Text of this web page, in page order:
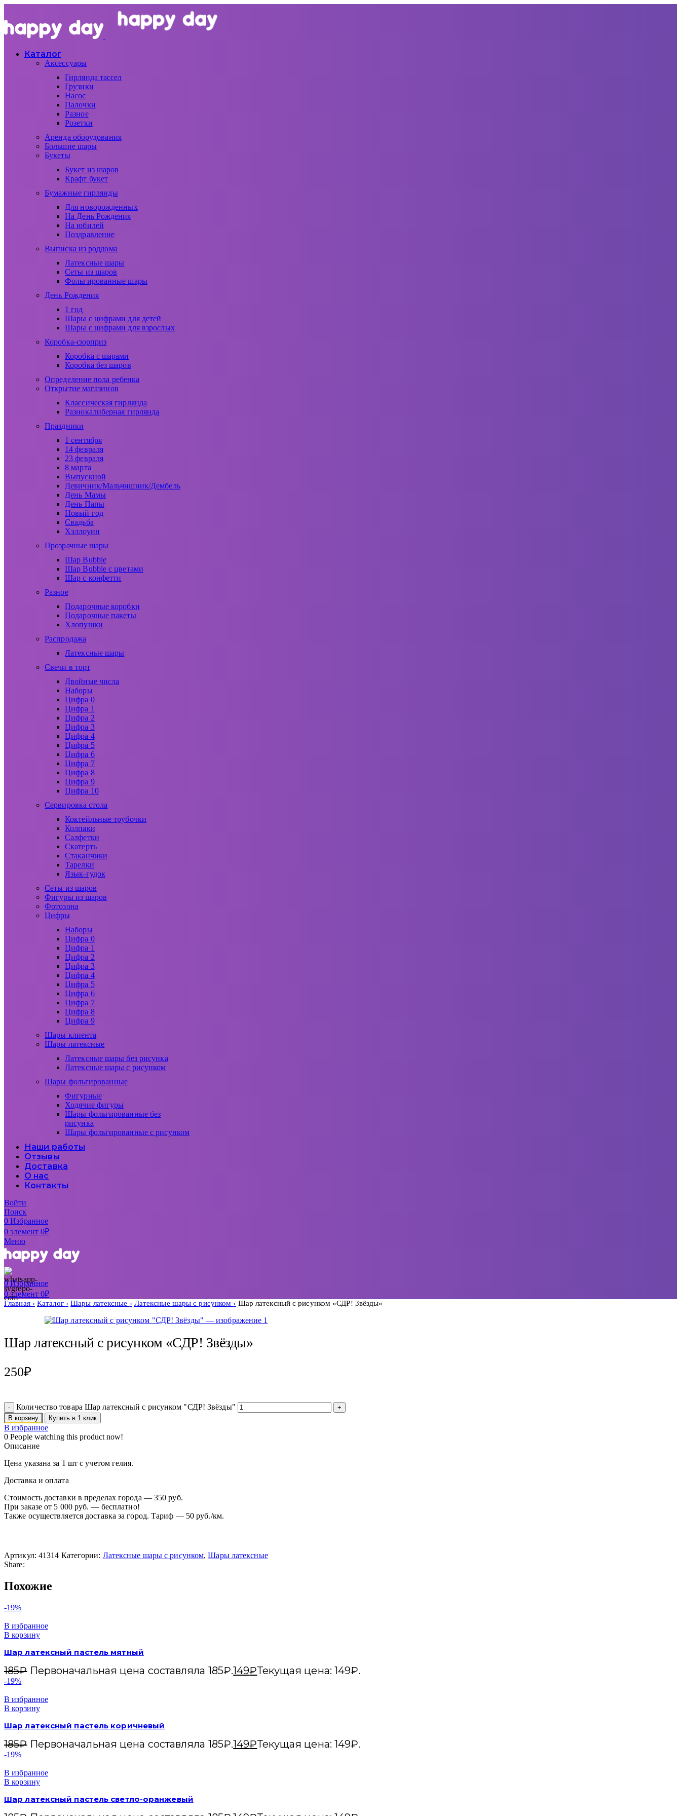
Каталог
Аксессуары
Гирлянда тассел
Грузики
Насос
Палочки
Разное
Розетки
Аренда оборудования
Большие шары
Букеты
Букет из шаров
Крафт букет
Бумажные гирлянды
Для новорожденных
На День Рождения
На юбилей
Поздравление
Выписка из роддома
Латексные шары
Сеты из шаров
Фольгированные шары
День Рождения
1 год
Шары с цифрами для детей
Шары с цифрами для взрослых
Коробка-сюрприз
Коробка с шарами
Коробка без шаров
Определение пола ребенка
Открытие магазинов
Классическая гирлянда
Разнокалиберная гирлянда
Праздники
1 сентября
14 февраля
23 февраля
8 марта
Выпускной
Девичник/Мальчишник/Дембель
День Мамы
День Папы
Новый год
Свадьба
Хэллоуин
Прозрачные шары
Шар Bubble
Шар Bubble с цветами
Шар с конфетти
Разное
Подарочные коробки
Подарочные пакеты
Хлопушки
Распродажа
Латексные шары
Свечи в торт
Двойные числа
Наборы
Цифра 0
Цифра 1
Цифра 2
Цифра 3
Цифра 4
Цифра 5
Цифра 6
Цифра 7
Цифра 8
Цифра 9
Цифра 10
Сервировка стола
Коктейльные трубочки
Колпаки
Салфетки
Скатерть
Стаканчики
Тарелки
Язык-гудок
Сеты из шаров
Фигуры из шаров
Фотозона
Цифры
Наборы
Цифра 0
Цифра 1
Цифра 2
Цифра 3
Цифра 4
Цифра 5
Цифра 6
Цифра 7
Цифра 8
Цифра 9
Шары клиента
Шары латексные
Латексные шары без рисунка
Латексные шары с рисунком
Шары фольгированные
Фигурные
Ходячие фигуры
Шары фольгированные без
рисунка
Шары фольгированные с рисунком
Наши работы
Отзывы
Доставка
О нас
Контакты
Войти
Поиск
0Избранное
0элемент 0₽
Меню
0Избранное
0элемент 0₽
Главная Каталог Шары латексные Латексные шары с рисунком Шар латексный с рисунком «СДР! Звёзды»
Шар латексный с рисунком «СДР! Звёзды»
250₽
Количество товара Шар латексный с рисунком "СДР! Звёзды"
В корзину Купить в 1 клик
В избранное
0 People watching this product now!
Описание
Цена указана за 1 шт с учетом гелия.
Доставка и оплата
Стоимость доставки в пределах города — 350 руб.
При заказе от 5 000 руб. — бесплатно!
Также осуществляется доставка за город. Тариф — 50 руб./км.
Артикул: 41314 Категории: Латексные шары с рисунком, Шары латексные
Share:
Похожие
-19%
В избранное
В корзину
Шар латексный пастель мятный
185₽ Первоначальная цена составляла 185₽.149₽Текущая цена: 149₽.
-19%
В избранное
В корзину
Шар латексный пастель коричневый
185₽ Первоначальная цена составляла 185₽.149₽Текущая цена: 149₽.
-19%
В избранное
В корзину
Шар латексный пастель светло-оранжевый